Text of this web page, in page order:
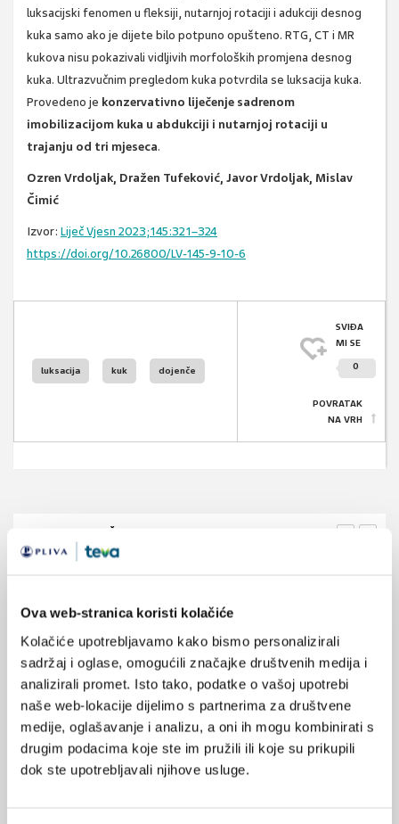
Ova web-stranica koristi kolačiće
Kolačiće upotrebljavamo kako bismo personalizirali
sadržaj i oglase, omogućili značajke društvenih medija i
analizirali promet. Isto tako, podatke o vašoj upotrebi
naše web-lokacije dijelimo s partnerima za društvene
medije, oglašavanje i analizu, a oni ih mogu kombinirati s
drugim podacima koje ste im pružili ili koje su prikupili
dok ste upotrebljavali njihove usluge.
luksacijski fenomen u fleksiji, nutarnjoj rotaciji i adukciji desnog
kuka samo ako je dijete bilo potpuno opušteno. RTG, CT i MR
kukova nisu pokazivali vidljivih morfoloških promjena desnog
kuka. Ultrazvučnim pregledom kuka potvrdila se luksacija kuka.
Provedeno je konzervativno liječenje sadrenom
imobilizacijom kuka u abdukciji i nutarnjoj rotaciji u
trajanju od tri mjeseca.
Ozren Vrdoljak, Dražen Tufeković, Javor Vrdoljak, Mislav
Čimić
Izvor: Liječ Vjesn 2023;145:321–324
https://doi.org/10.26800/LV-145-9-10-6
luksacija kuk dojenče
SVIĐA
MI SE
0
POVRATAK
NA VRH
VEZANI SADRŽAJ
proteza kuka
Postoperacijski funkcionalni statusa nakon operacije
prijeloma kuka > 65 godina
14.01.2025.
Nova stremljenja u potpunoj endoprotezi kuka